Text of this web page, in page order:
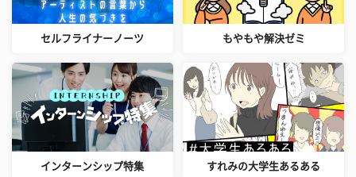
セルフライナーノーツ もやもや解決ゼミ
インターンシップ特集 すれみの大学生あるある